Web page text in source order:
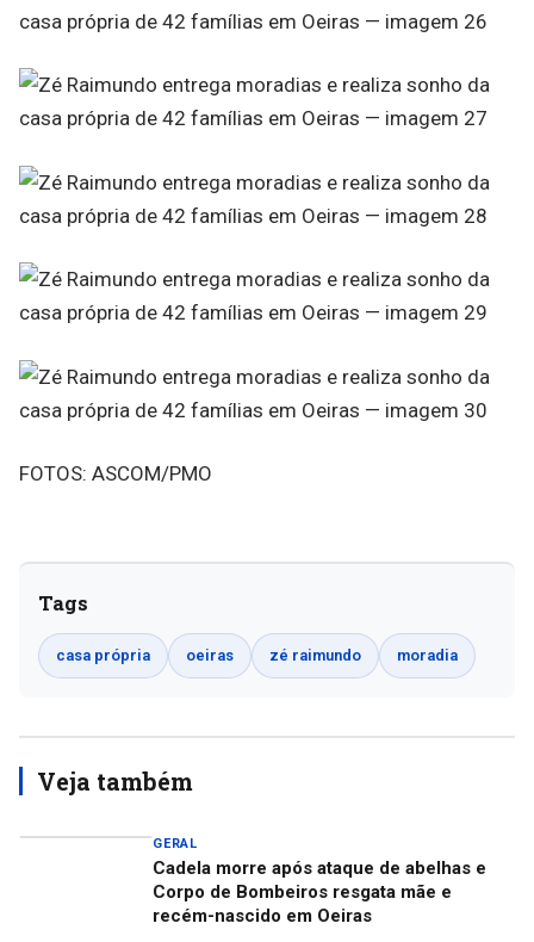
FOTOS: ASCOM/PMO
Tags
casa própria oeiras zé raimundo moradia
Veja também
GERAL
Cadela morre após ataque de abelhas e
Corpo de Bombeiros resgata mãe e
recém-nascido em Oeiras